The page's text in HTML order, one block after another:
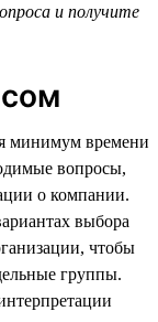
и получите
минимум времени
вопросы,
о компании.
выбора
чтобы
группы.